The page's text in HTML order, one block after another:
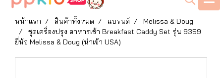
หน้าแรก สินค้าทั้งหมด แบรนด์
Melissa & Doug
ชุดเครื่องปรุง อาหารเช้า Breakfast Caddy Set รุ่น 9359
ยี่ห้อ Melissa & Doug (นำเข้า USA)